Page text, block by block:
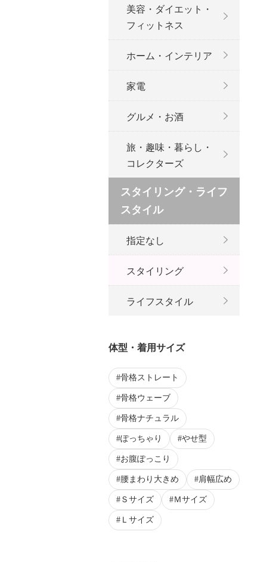
美容・ダイエット・
フィットネス
ホーム・インテリア
家電
グルメ・お酒
旅・趣味・暮らし・
コレクターズ
スタイリング・ライフ
スタイル
指定なし
スタイリング
ライフスタイル
体型・着用サイズ
骨格ストレート
骨格ウェーブ
骨格ナチュラル
ぽっちゃり やせ型
お腹ぽっこり
腰まわり大きめ 肩幅広め
Ｓサイズ Ｍサイズ
Ｌサイズ